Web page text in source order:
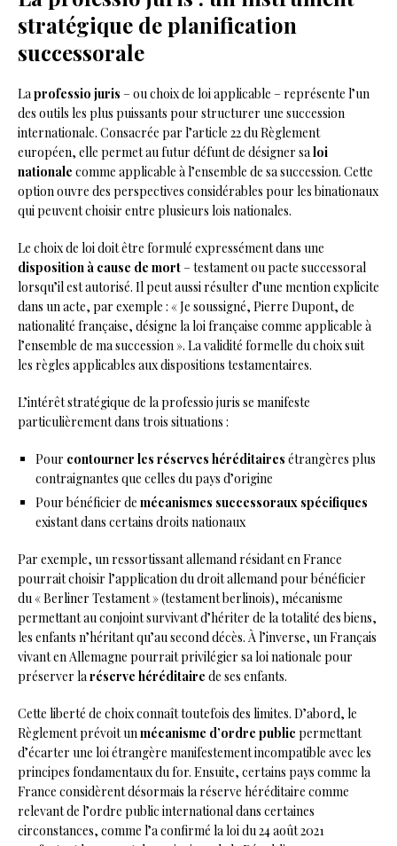
stratégique de planification
successorale
La professio juris – ou choix de loi applicable – représente l’un
des outils les plus puissants pour structurer une succession
internationale. Consacrée par l’article 22 du Règlement
européen, elle permet au futur défunt de désigner sa loi
nationale comme applicable à l’ensemble de sa succession. Cette
option ouvre des perspectives considérables pour les binationaux
qui peuvent choisir entre plusieurs lois nationales.
Le choix de loi doit être formulé expressément dans une
disposition à cause de mort– testament ou pacte successoral
lorsqu’il est autorisé. Il peut aussi résulter d’une mention explicite
dans un acte, par exemple : « Je soussigné, Pierre Dupont, de
nationalité française, désigne la loi française comme applicable à
l’ensemble de ma succession ». La validité formelle du choix suit
les règles applicables aux dispositions testamentaires.
L’intérêt stratégique de la professio juris se manifeste
particulièrement dans trois situations :
Pour contourner les réserves héréditaires étrangères plus
contraignantes que celles du pays d’origine
Pour bénéficier de mécanismes successoraux spécifiques
existant dans certains droits nationaux
Par exemple, un ressortissant allemand résidant en France
pourrait choisir l’application du droit allemand pour bénéficier
du « Berliner Testament » (testament berlinois), mécanisme
permettant au conjoint survivant d’hériter de la totalité des biens,
les enfants n’héritant qu’au second décès. À l’inverse, un Français
vivant en Allemagne pourrait privilégier sa loi nationale pour
préserver la réserve héréditaire de ses enfants.
Cette liberté de choix connaît toutefois des limites. D’abord, le
Règlement prévoit un mécanisme d’ordre public permettant
d’écarter une loi étrangère manifestement incompatible avec les
principes fondamentaux du for. Ensuite, certains pays comme la
France considèrent désormais la réserve héréditaire comme
relevant de l’ordre public international dans certaines
circonstances, comme l’a confirmé la loi du 24 août 2021